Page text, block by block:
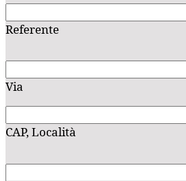
Referente
Via
CAP, Località